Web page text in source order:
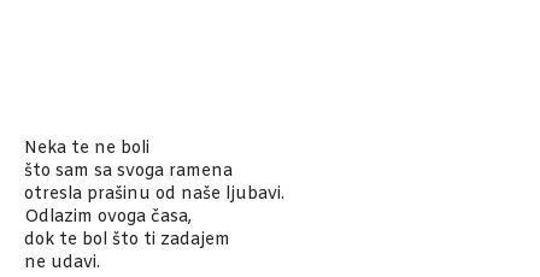
Neka te ne boli
što sam sa svoga ramena
otresla prašinu od naše ljubavi.
Odlazim ovoga časa,
dok te bol što ti zadajem
ne udavi.